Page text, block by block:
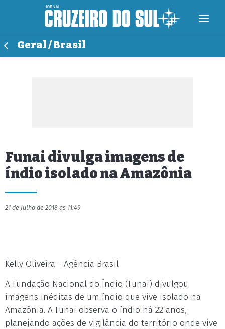
Geral / Brasil
Funai divulga imagens de
índio isolado na Amazônia
21 de Julho de 2018 às 11:49
Kelly Oliveira - Agência Brasil
A Fundação Nacional do Índio (Funai) divulgou
imagens inéditas de um índio que vive isolado na
Amazônia. A Funai observa o índio há 22 anos,
planejando ações de vigilância do território onde vive